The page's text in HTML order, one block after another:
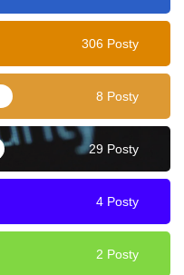
306 Posty
8 Posty
29 Posty
4 Posty
2 Posty